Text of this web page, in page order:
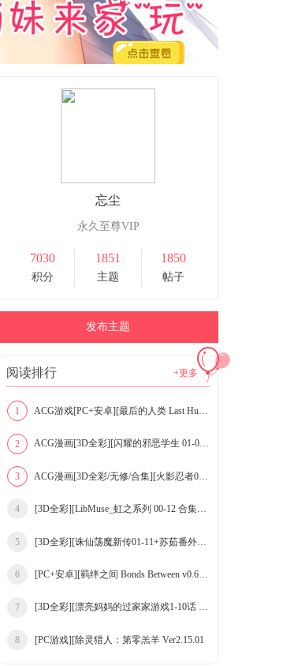
忘尘
永久至尊VIP
7030
积分
1851
主题
1850
帖子
发布主题
阅读排行 +更多
1 ACG游戏[PC+安卓][最后的人类 Last Human Ep.6 v0.
2 ACG漫画[3D全彩][闪耀的邪恶学生 01-02 合集][211P
3 ACG漫画[3D全彩/无修/合集][火影忍者01-04+短篇-吹
4 [3D全彩][LibMuse_虹之系列 00-12 合集][14
5 [3D全彩][诛仙荡魔新传01-11+苏茹番外-黑暗
6 [PC+安卓][羁绊之间 Bonds Between v0.6 精
7 [3D全彩][漂亮妈妈的过家家游戏1-10话 合集
8 [PC游戏][除灵猎人：第零羔羊 Ver2.15.01